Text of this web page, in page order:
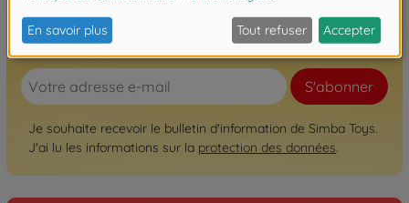
Inscrivez-vous à la newsletter ici!
S'abonner
Je souhaite recevoir le bulletin d'information de Simba Toys.
J'ai lu les informations sur la protection des données.